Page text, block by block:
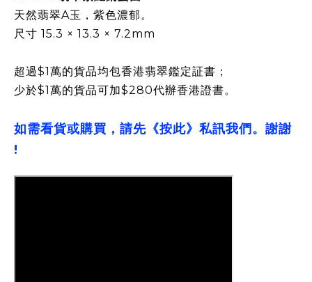
天然翡翠A玉，紫色濃郁。
尺寸 15.3 × 13.3 × 7.2mm
超過$1萬的貨品均包香港翡翠鑑定証書；
少於$1萬的貨品可加$280代辦香港證書。
如需看貨或購買，請先《按此》私訊我們。謝謝
!